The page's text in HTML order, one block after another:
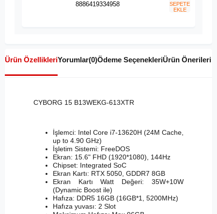
8886419334958
SEPETE
EKLE
Ürün ÖzellikleriYorumlar(0)Ödeme SeçenekleriÜrün Önerileri
CYBORG 15 B13WEKG-613XTR
İşlemci: Intel Core i7-13620H (24M Cache,
up to 4.90 GHz)
İşletim Sistemi: FreeDOS
Ekran: 15.6" FHD (1920*1080), 144Hz
Chipset: Integrated SoC
Ekran Kartı: RTX 5050, GDDR7 8GB
Ekran Kartı Watt Değeri: 35W+10W
(Dynamic Boost ile)
Hafıza: DDR5 16GB (16GB*1, 5200MHz)
Hafıza yuvası: 2 Slot